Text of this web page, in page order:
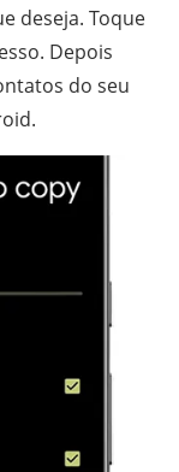
deseja. Toque
Depois
do seu